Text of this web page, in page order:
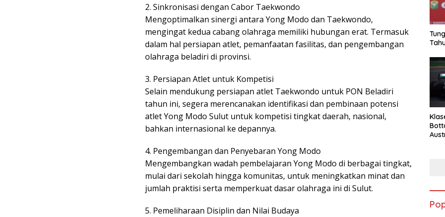
2. Sinkronisasi dengan Cabor Taekwondo
Mengoptimalkan sinergi antara Yong Modo dan Taekwondo,
mengingat kedua cabang olahraga memiliki hubungan erat. Termasuk
dalam hal persiapan atlet, pemanfaatan fasilitas, dan pengembangan
olahraga beladiri di provinsi.
3. Persiapan Atlet untuk Kompetisi
Selain mendukung persiapan atlet Taekwondo untuk PON Beladiri
tahun ini, segera merencanakan identifikasi dan pembinaan potensi
atlet Yong Modo Sulut untuk kompetisi tingkat daerah, nasional,
bahkan internasional ke depannya.
4. Pengembangan dan Penyebaran Yong Modo
Mengembangkan wadah pembelajaran Yong Modo di berbagai tingkat,
mulai dari sekolah hingga komunitas, untuk meningkatkan minat dan
jumlah praktisi serta memperkuat dasar olahraga ini di Sulut.
5. Pemeliharaan Disiplin dan Nilai Budaya